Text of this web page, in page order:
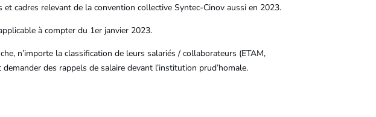
cadres relevant de la convention collective Syntec-Cinov aussi en 2023.
à compter du 1er janvier 2023.
n’importe la classification de leurs salariés / collaborateurs (ETAM,
des rappels de salaire devant l’institution prud’homale.